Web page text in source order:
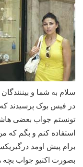
سلام به شما و
در فیس بوک پرسیدند
تونستم جواب بعضی
استفاده کنم و بگم که
برام پیش اومد
بصورت اکتیو جواب بچه